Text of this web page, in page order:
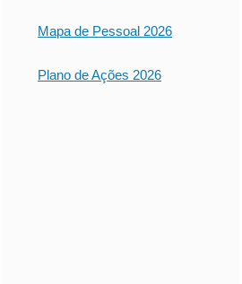
Mapa de Pessoal 2026
Plano de Ações 2026